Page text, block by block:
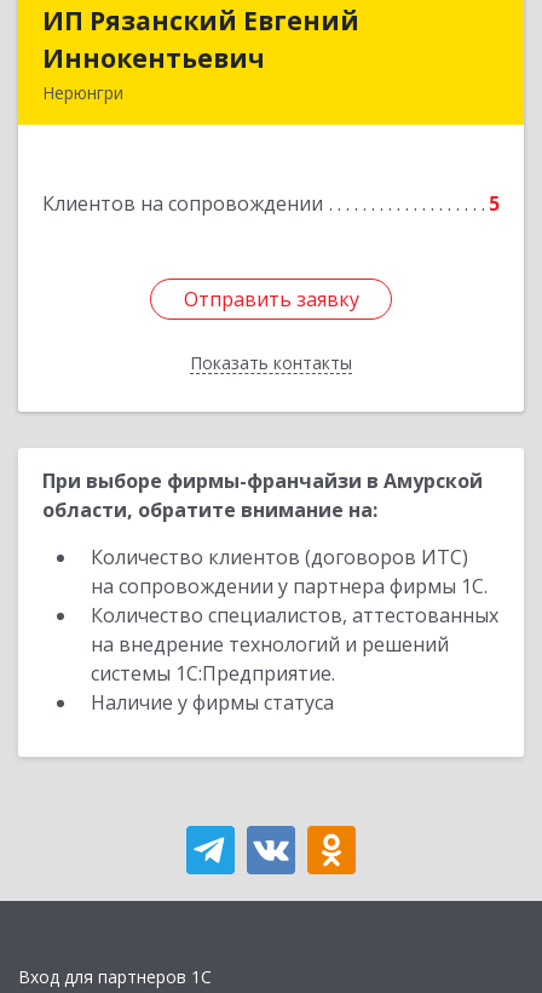
ИП Рязанский Евгений
Иннокентьевич
Нерюнгри
Клиентов на сопровождении 5
Отправить заявку
Показать контакты
ИП Рязанский Евгений
Подробнее
Отправить заявку
Назад
При выборе фирмы-франчайзи в Амурской
области, обратите внимание на:
Количество клиентов (договоров ИТС)
на сопровождении у партнера фирмы 1С.
Количество специалистов, аттестованных
на внедрение технологий и решений
системы 1С:Предприятие.
Наличие у фирмы статуса
Вход для партнеров 1С